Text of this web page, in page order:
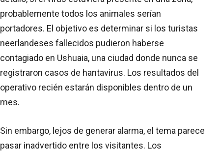
probablemente todos los animales serían
portadores. El objetivo es determinar si los turistas
neerlandeses fallecidos pudieron haberse
contagiado en Ushuaia, una ciudad donde nunca se
registraron casos de hantavirus. Los resultados del
operativo recién estarán disponibles dentro de un
mes.
Sin embargo, lejos de generar alarma, el tema parece
pasar inadvertido entre los visitantes. Los